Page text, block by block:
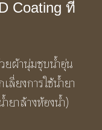
Coating ที่
ยผ้านุ่มชุบน้ำอุ่น
ลี่ยงการใช้น้ำยา
ยาล้างห้องน้ำ)